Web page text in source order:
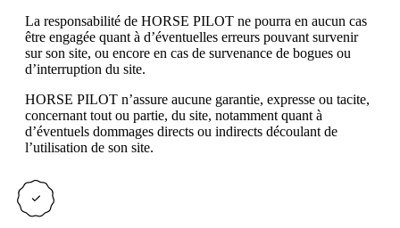
La responsabilité de HORSE PILOT ne pourra en aucun cas
être engagée quant à d’éventuelles erreurs pouvant survenir
sur son site, ou encore en cas de survenance de bogues ou
d’interruption du site.
HORSE PILOT n’assure aucune garantie, expresse ou tacite,
concernant tout ou partie, du site, notamment quant à
d’éventuels dommages directs ou indirects découlant de
l’utilisation de son site.